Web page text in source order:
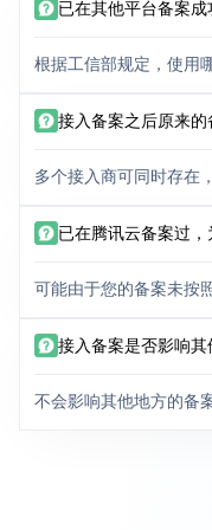
已在其他平台备案
根据工信部规定，使用
接入备案之后原来的
多个接入商可同时存在
已在腾讯云备案过，
可能由于您的备案未按
接入备案是否影响其
不会影响其他地方的备